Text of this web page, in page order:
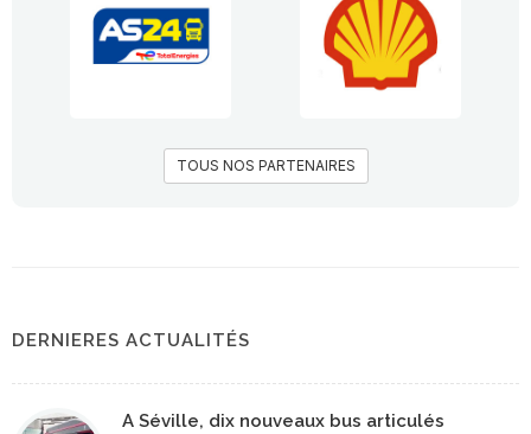
TOUS NOS PARTENAIRES
DERNIERES ACTUALITÉS
A Séville, dix nouveaux bus articulés